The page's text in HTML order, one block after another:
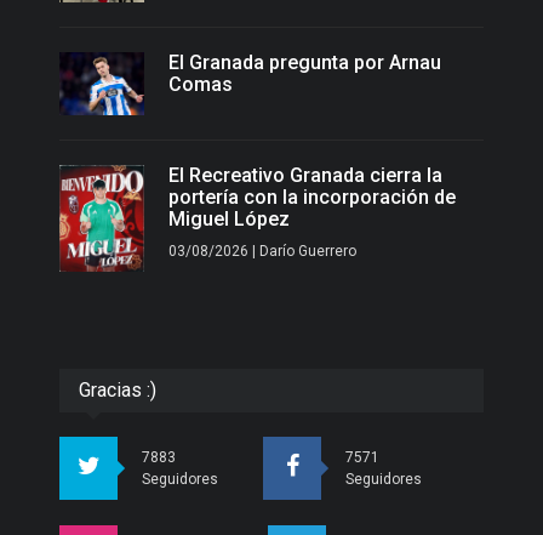
El Granada pregunta por Arnau
Comas
El Recreativo Granada cierra la
portería con la incorporación de
Miguel López
03/08/2026 | Darío Guerrero
Gracias :)
7883
Seguidores
7571
Seguidores